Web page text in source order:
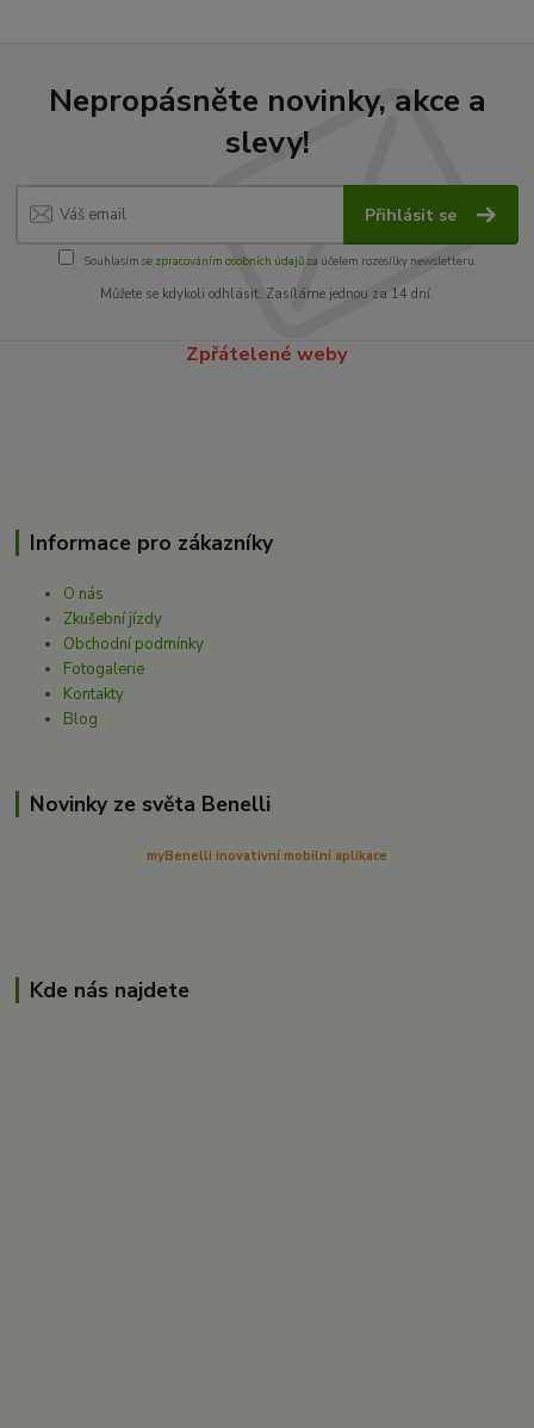
Nepropásněte novinky, akce a
slevy!
Přihlásit se
Souhlasím se zpracováním osobních údajůza účelem rozesílky newsletteru.
Můžete se kdykoli odhlásit. Zasíláme jednou za 14 dní.
Zpřátelené weby
Informace pro zákazníky
O nás
Zkušební jízdy
Obchodní podmínky
Fotogalerie
Kontakty
Blog
Novinky ze světa Benelli
myBenelli inovativní mobilní aplikace
Kde nás najdete